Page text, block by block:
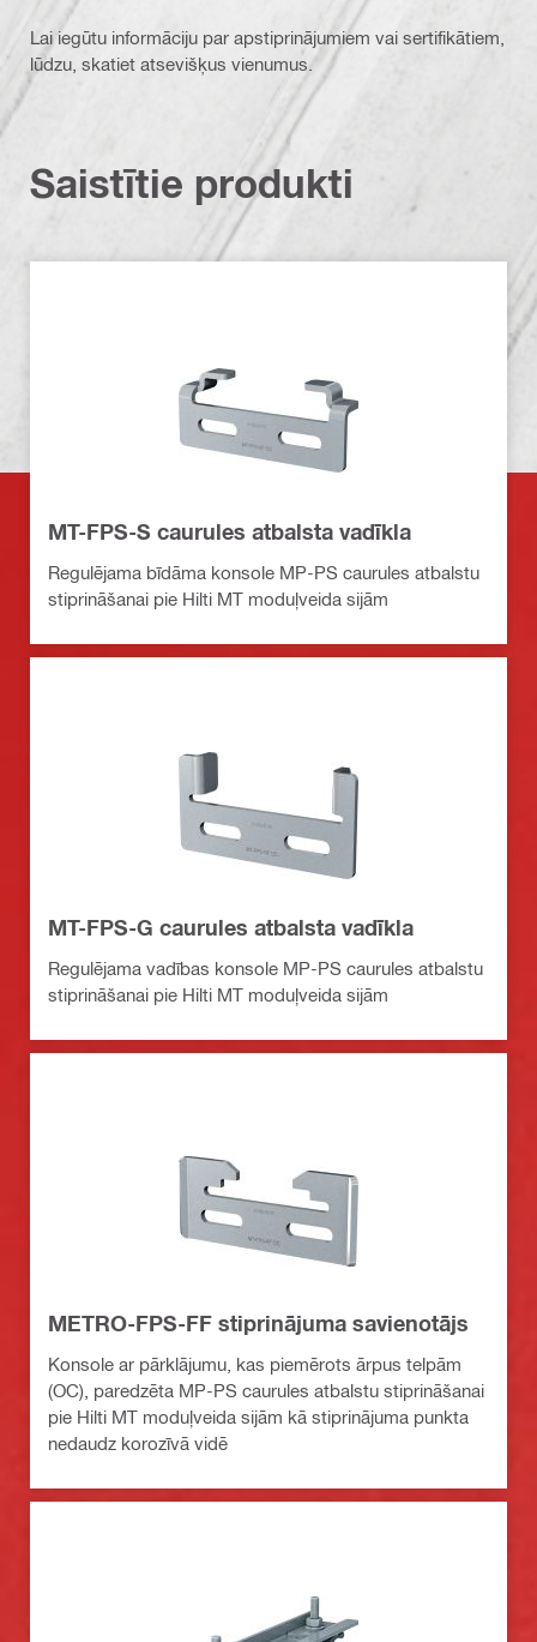
Lai iegūtu informāciju par apstiprinājumiem vai sertifikātiem,
lūdzu, skatiet atsevišķus vienumus.
Saistītie produkti
MT-FPS-S caurules atbalsta vadīkla
Regulējama bīdāma konsole MP-PS caurules atbalstu
stiprināšanai pie Hilti MT moduļveida sijām
MT-FPS-G caurules atbalsta vadīkla
Regulējama vadības konsole MP-PS caurules atbalstu
stiprināšanai pie Hilti MT moduļveida sijām
METRO-FPS-FF stiprinājuma savienotājs
Konsole ar pārklājumu, kas piemērots ārpus telpām
(OC), paredzēta MP-PS caurules atbalstu stiprināšanai
pie Hilti MT moduļveida sijām kā stiprinājuma punkta
nedaudz korozīvā vidē